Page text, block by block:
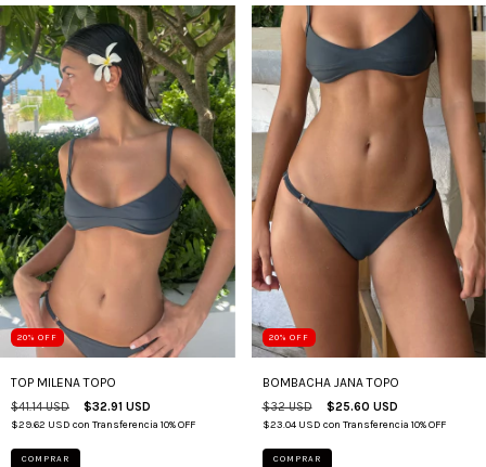
20% OFF
TOP MILENA TOPO
$41.14 USD $32.91 USD
$29.62 USD con Transferencia 10% OFF
COMPRAR
20% OFF
BOMBACHA JANA TOPO
$32 USD $25.60 USD
$23.04 USD con Transferencia 10% OFF
COMPRAR